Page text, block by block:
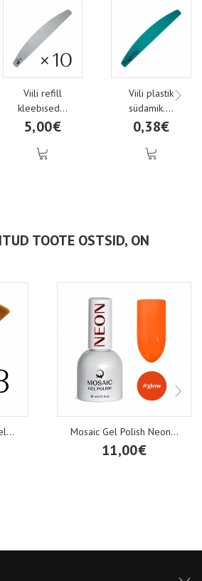
Viili refill
kleebised...
5,00€
Viili plastik
südamik....
0,38€
TOOTE OSTSID, ON
Mosaic Gel Polish Neon...
11,00€